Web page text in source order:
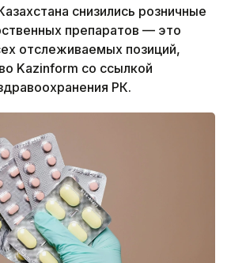
снизились розничные
препаратов — это
отслеживаемых позиций,
Kazinform со ссылкой
РК.